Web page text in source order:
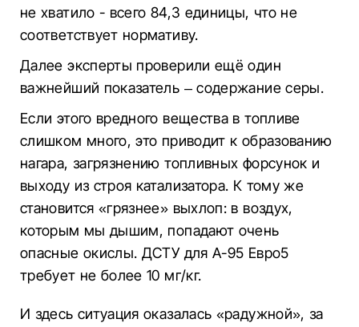
не хватило - всего 84,3 единицы, что не
соответствует нормативу.
Далее эксперты проверили ещё один
важнейший показатель – содержание серы.
Если этого вредного вещества в топливе
слишком много, это приводит к образованию
нагара, загрязнению топливных форсунок и
выходу из строя катализатора. К тому же
становится «грязнее» выхлоп: в воздух,
которым мы дышим, попадают очень
опасные окислы. ДСТУ для А-95 Евро5
требует не более 10 мг/кг.
И здесь ситуация оказалась «радужной», за